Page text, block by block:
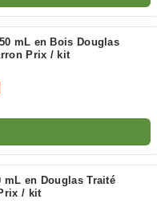
mL en Bois Douglas
Prix / kit
mL en Douglas Traité
/ kit